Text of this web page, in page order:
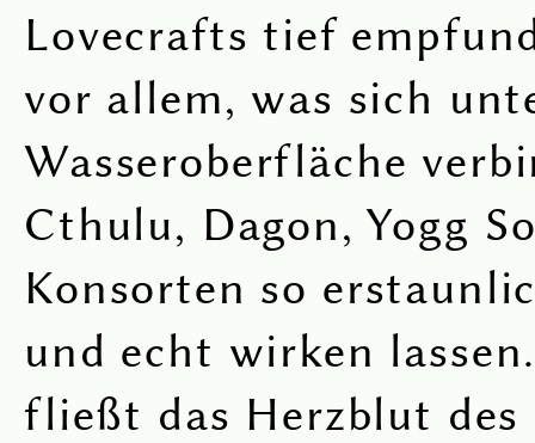
Lovecrafts tief
vor allem, was sich
Wasseroberfläche
Cthulu, Dagon, Yogg
Konsorten so
und echt wirken
fließt das Herzblut des